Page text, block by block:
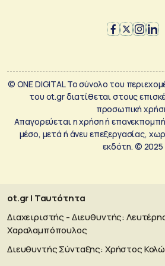
© ONE DIGITAL Το σύνολο του
του ot.gr διατίθεται στους
προσωπική
Απαγορεύεται η χρήση ή
μέσο, μετά ή άνευ επεξεργασίας,
εκδότη. © 2025
ot.gr | Ταυτότητα
Διαχειριστής - Διευθυντής:
Χαραλαμπόπουλος
Διευθυντής Σύνταξης: Χρήστος